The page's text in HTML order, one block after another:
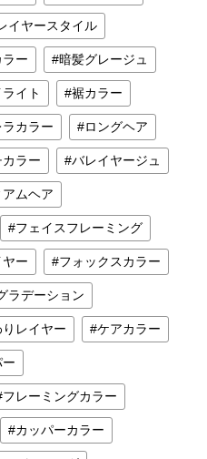
イヤースタイル
ー 暗髪グレージュ
イト 裾カラー
カラー ロングヘア
ラー バレイヤージュ
アムヘア
フェイスフレーミング
ー フォックスカラー
ラデーション
りレイヤー ケアカラー
フレーミングカラー
カッパーカラー